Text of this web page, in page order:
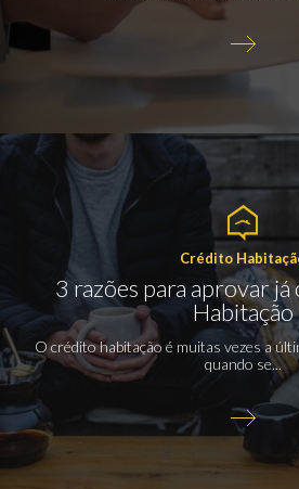
Crédito
3 razões para aprovar
Habitação
O crédito habitação é muitas vezes a
quando se...